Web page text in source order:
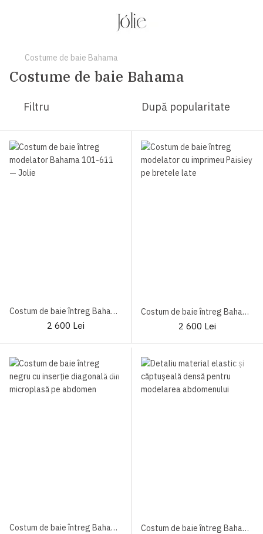
Costume de baie Bahama
Costume de baie Bahama
Filtru După popularitate
Costum de baie întreg Bahama 101-611 Paisley
2 600 Lei
Costum de baie întreg Bahama 101-679 Paisley
2 600 Lei
Costum de baie întreg Bahama 101-679 Black Costum de baie întreg Bahama 101-565 Blue